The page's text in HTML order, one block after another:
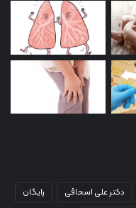
دکتر علی اسحاقی
رایگان